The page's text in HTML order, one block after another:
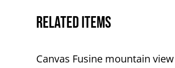
Related items
Canvas Fusine mountain view